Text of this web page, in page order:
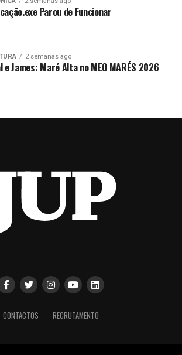
Parou de Funcionar
2 semanas ago
e James: Maré Alta no MEO MARÉS 2026
CONTACTOS RECRUTAMENTO